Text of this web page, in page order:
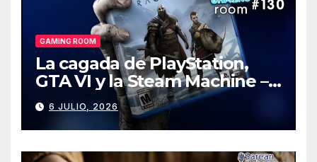
GAMING ROOM
La cagada de PlayStation,
GTA VI y la Steam Machine –
Gaming Room #130
6 JULIO, 2026